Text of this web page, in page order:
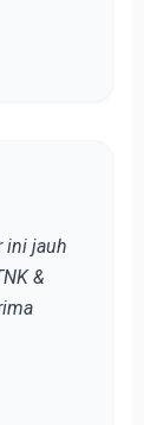
ini jauh
&